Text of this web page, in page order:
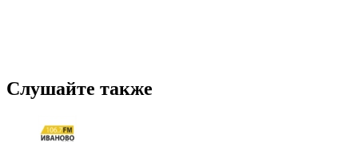
Слушайте также